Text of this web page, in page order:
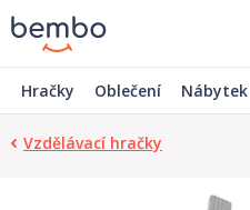
Hračky Oblečení Nábytek
Vzdělávací hračky